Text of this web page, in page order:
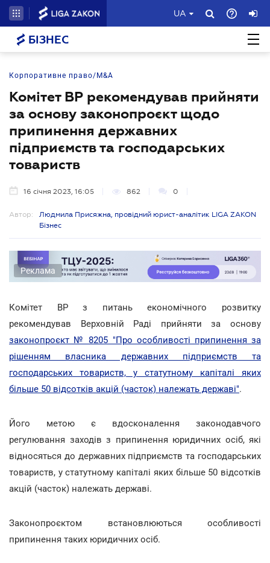
UA
БІЗНЕС
Корпоративне право/M&A
Комітет ВР рекомендував прийняти
за основу законопроєкт щодо
припинення державних
підприємств та господарських
товариств
16 січня 2023, 16:05 862 0
Автор:
Людмила Присяжна, провідний юрист-аналітик LIGA ZAKON
Бізнес
Реклама
Комітет ВР з питань економічного розвитку
рекомендував Верховній Раді прийняти за основу
законопроєкт № 8205 "Про особливості припинення за
рішенням власника державних підприємств та
господарських товариств, у статутному капіталі яких
більше 50 відсотків акцій (часток) належать державі".
Його метою є вдосконалення законодавчого
регулювання заходів з припинення юридичних осіб, які
відносяться до державних підприємств та господарських
товариств, у статутному капіталі яких більше 50 відсотків
акцій (часток) належать державі.
Законопроєктом встановлюються особливості
припинення таких юридичних осіб.